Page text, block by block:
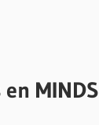
MINDS